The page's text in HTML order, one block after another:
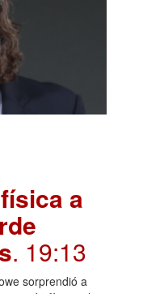
a
. 19:13
sorprendió a